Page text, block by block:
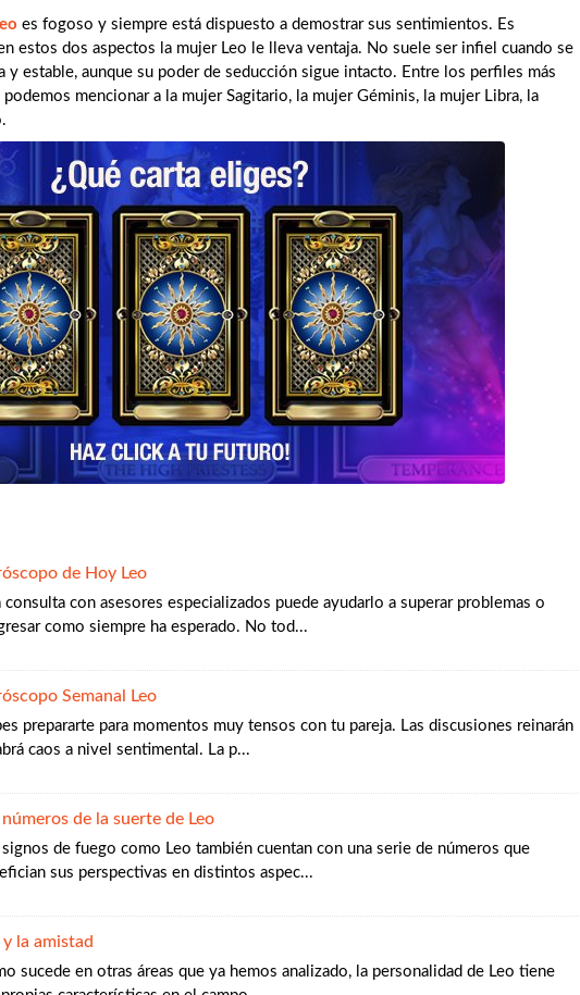
es fogoso y siempre está dispuesto a demostrar sus sentimientos. Es
estos dos aspectos la mujer Leo le lleva ventaja. No suele ser infiel cuando se
y estable, aunque su poder de seducción sigue intacto. Entre los perfiles más
mencionar a la mujer Sagitario, la mujer Géminis, la mujer Libra, la
de Hoy Leo
consulta con asesores especializados puede ayudarlo a superar problemas o
como siempre ha esperado. No tod...
Semanal Leo
prepararte para momentos muy tensos con tu pareja. Las discusiones reinarán
caos a nivel sentimental. La p...
números de la suerte de Leo
signos de fuego como Leo también cuentan con una serie de números que
sus perspectivas en distintos aspec...
y la amistad
sucede en otras áreas que ya hemos analizado, la personalidad de Leo tiene